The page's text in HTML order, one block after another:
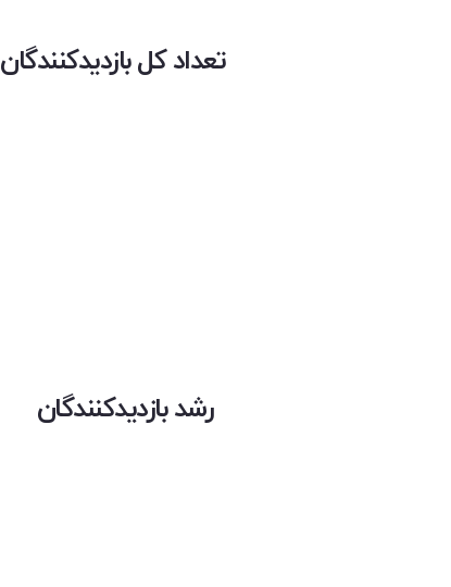
تعداد کل بازدیدکنندگان
رشد بازدیدکنندگان